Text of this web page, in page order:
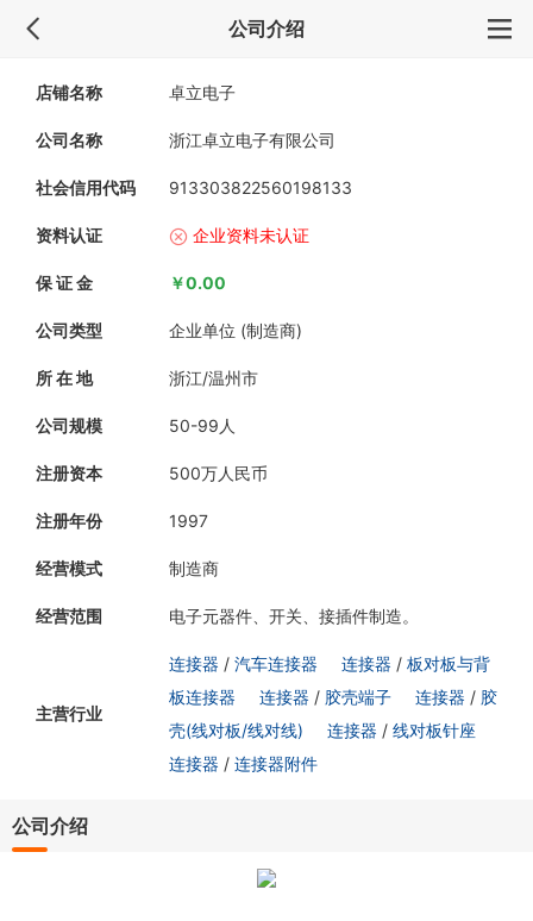
公司介绍
店铺名称 卓立电子
公司名称 浙江卓立电子有限公司
社会信用代码 913303822560198133
资料认证 企业资料未认证
保 证 金 ￥0.00
公司类型 企业单位 (制造商)
所 在 地 浙江/温州市
公司规模 50-99人
注册资本 500万人民币
注册年份 1997
经营模式 制造商
经营范围 电子元器件、开关、接插件制造。
主营行业
连接器 / 汽车连接器 连接器 / 板对板与背
板连接器
连接器 / 胶壳端子 连接器 / 胶
壳(线对板/线对线)
连接器 / 线对板针座
连接器 / 连接器附件
公司介绍